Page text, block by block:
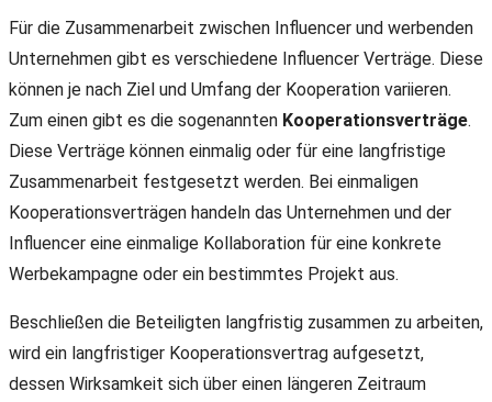
Für die Zusammenarbeit zwischen Influencer und werbenden
Unternehmen gibt es verschiedene Influencer Verträge. Diese
können je nach Ziel und Umfang der Kooperation variieren.
Zum einen gibt es die sogenannten Kooperationsverträge.
Diese Verträge können einmalig oder für eine langfristige
Zusammenarbeit festgesetzt werden. Bei einmaligen
Kooperationsverträgen handeln das Unternehmen und der
Influencer eine einmalige Kollaboration für eine konkrete
Werbekampagne oder ein bestimmtes Projekt aus.
Beschließen die Beteiligten langfristig zusammen zu arbeiten,
wird ein langfristiger Kooperationsvertrag aufgesetzt,
dessen Wirksamkeit sich über einen längeren Zeitraum